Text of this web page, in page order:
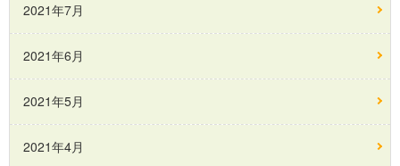
2021年7月
2021年6月
2021年5月
2021年4月